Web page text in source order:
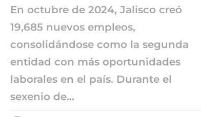
En octubre de 2024, Jalisco creó
19,685 nuevos empleos,
consolidándose como la segunda
entidad con más oportunidades
laborales en el país. Durante el
sexenio de...